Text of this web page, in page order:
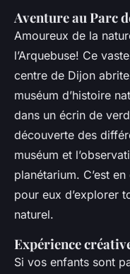
Aventure au Parc
Amoureux de la
l’Arquebuse! Ce
centre de Dijon
muséum d’histoire
dans un écrin de
découverte des
muséum et
planétarium. C’est
pour eux d’explorer
naturel.
Expérience
Si vos enfants sont